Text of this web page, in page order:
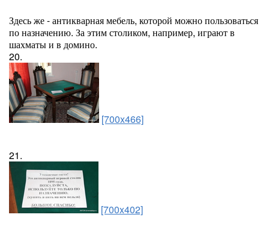
Здесь же - антикварная мебель, которой можно пользоваться
по назначению. За этим столиком, например, играют в
шахматы и в домино.
20.
[700x466]
21.
[700x402]